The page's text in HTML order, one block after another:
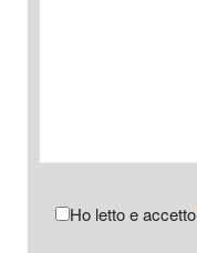
Ho letto e accetto